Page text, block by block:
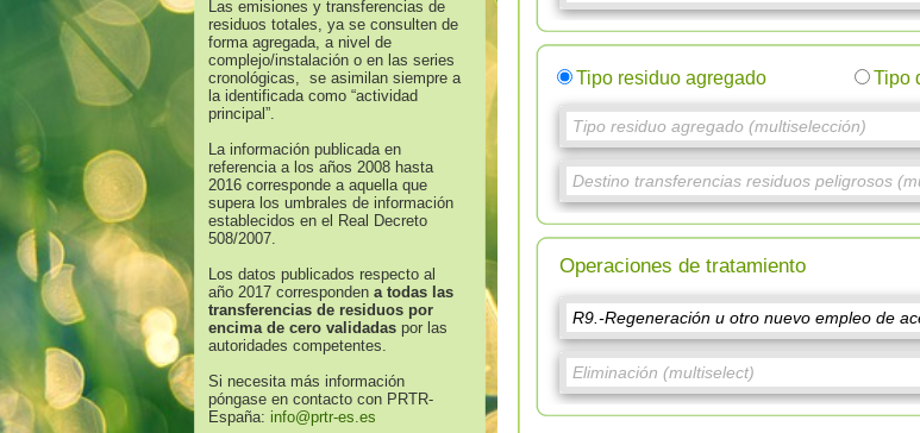
Las emisiones y transferencias de
residuos totales, ya se consulten de
forma agregada, a nivel de
complejo/instalación o en las series
cronológicas, se asimilan siempre a
la identificada como “actividad
principal”.
La información publicada en
referencia a los años 2008 hasta
2016 corresponde a aquella que
supera los umbrales de información
establecidos en el Real Decreto
508/2007.
Los datos publicados respecto al
año 2017 correspondena todas las
transferencias de residuos por
encima de cero validadaspor las
autoridades competentes.
Si necesita más información
póngase en contacto con PRTR-
España: info@prtr-es.es
Tipo residuo agregado Tipo
Operaciones de tratamiento